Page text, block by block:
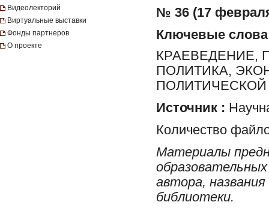
Видеолекторий
Виртуальные выставки
Фонды партнеров
О проекте
№ 36 (17
Ключевые слова
КРАЕВЕДЕНИЕ,
ПОЛИТИКА,
Источник :
Количество
Материалы
автора,
библиотеки.